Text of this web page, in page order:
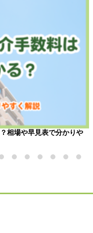
相場や早見表で分かりや